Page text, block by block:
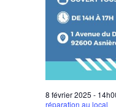
8 février 2025 -
réparation au local